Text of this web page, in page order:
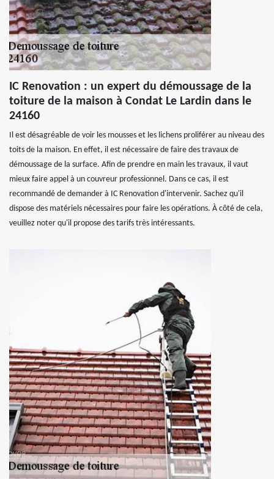
IC Renovation : un expert du démoussage de la
toiture de la maison à Condat Le Lardin dans le
24160
Il est désagréable de voir les mousses et les lichens proliférer au niveau des
toits de la maison. En effet, il est nécessaire de faire des travaux de
démoussage de la surface. Afin de prendre en main les travaux, il vaut
mieux faire appel à un couvreur professionnel. Dans ce cas, il est
recommandé de demander à IC Renovation d'intervenir. Sachez qu'il
dispose des matériels nécessaires pour faire les opérations. À côté de cela,
veuillez noter qu'il propose des tarifs très intéressants.